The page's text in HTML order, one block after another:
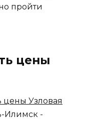
пройти
цены
цены Узловая
Илимск -